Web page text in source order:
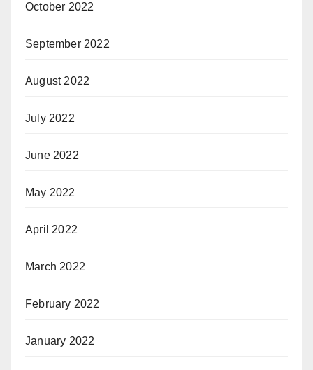
October 2022
September 2022
August 2022
July 2022
June 2022
May 2022
April 2022
March 2022
February 2022
January 2022